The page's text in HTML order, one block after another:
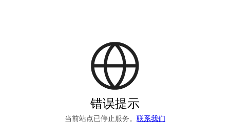
错误提示
当前站点已停止服务。 联系我们